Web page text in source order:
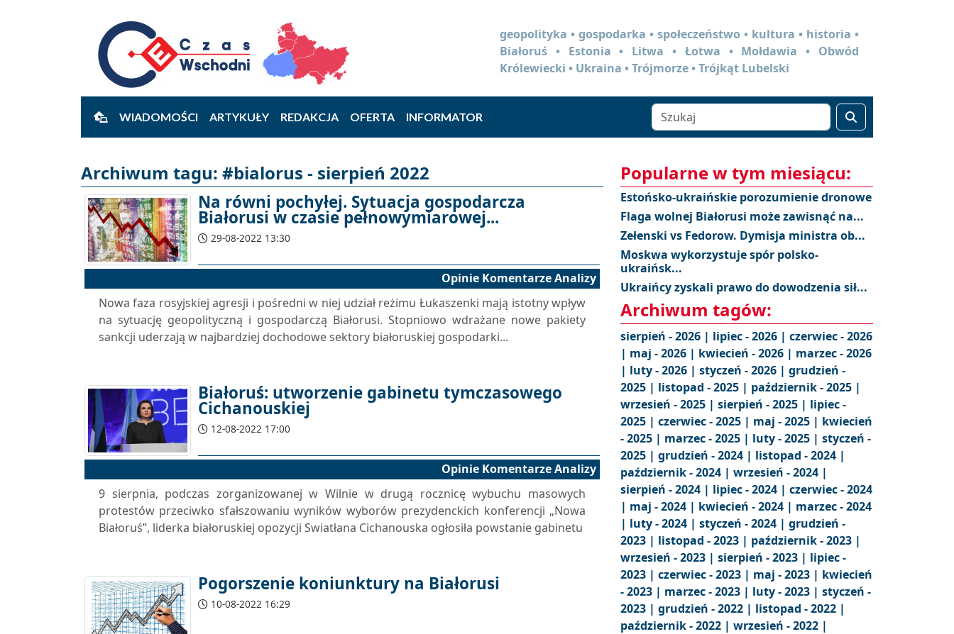
geopolityka • gospodarka • społeczeństwo • kultura • historia •
Białoruś • Estonia • Litwa • Łotwa • Mołdawia • Obwód
Królewiecki • Ukraina • Trójmorze • Trójkąt Lubelski
WIADOMOŚCI ARTYKUŁY REDAKCJA OFERTA INFORMATOR
Archiwum tagu: #bialorus - sierpień 2022
Na równi pochyłej. Sytuacja gospodarcza
Białorusi w czasie pełnowymiarowej...
29-08-2022 13:30
Opinie Komentarze Analizy
Nowa faza rosyjskiej agresji i pośredni w niej udział reżimu Łukaszenki mają istotny wpływ
na sytuację geopolityczną i gospodarczą Białorusi. Stopniowo wdrażane nowe pakiety
sankcji uderzają w najbardziej dochodowe sektory białoruskiej gospodarki...
Białoruś: utworzenie gabinetu tymczasowego
Cichanouskiej
12-08-2022 17:00
Opinie Komentarze Analizy
9 sierpnia, podczas zorganizowanej w Wilnie w drugą rocznicę wybuchu masowych
protestów przeciwko sfałszowaniu wyników wyborów prezydenckich konferencji „Nowa
Białoruś”, liderka białoruskiej opozycji Swiatłana Cichanouska ogłosiła powstanie gabinetu
Pogorszenie koniunktury na Białorusi
10-08-2022 16:29
Popularne w tym miesiącu:
Estońsko-ukraińskie porozumienie dronowe
Flaga wolnej Białorusi może zawisnąć na...
Zełenski vs Fedorow. Dymisja ministra ob...
Moskwa wykorzystuje spór polsko-
ukraińsk...
Ukraińcy zyskali prawo do dowodzenia sił...
Archiwum tagów:
sierpień - 2026 | lipiec - 2026 | czerwiec - 2026
| maj - 2026 | kwiecień - 2026 | marzec - 2026
| luty - 2026 | styczeń - 2026 | grudzień -
2025 | listopad - 2025 | październik - 2025 |
wrzesień - 2025 | sierpień - 2025 | lipiec -
2025 | czerwiec - 2025 | maj - 2025 | kwiecień
- 2025 | marzec - 2025 | luty - 2025 | styczeń -
2025 | grudzień - 2024 | listopad - 2024 |
październik - 2024 | wrzesień - 2024 |
sierpień - 2024 | lipiec - 2024 | czerwiec - 2024
| maj - 2024 | kwiecień - 2024 | marzec - 2024
| luty - 2024 | styczeń - 2024 | grudzień -
2023 | listopad - 2023 | październik - 2023 |
wrzesień - 2023 | sierpień - 2023 | lipiec -
2023 | czerwiec - 2023 | maj - 2023 | kwiecień
- 2023 | marzec - 2023 | luty - 2023 | styczeń -
2023 | grudzień - 2022 | listopad - 2022 |
październik - 2022 | wrzesień - 2022 |